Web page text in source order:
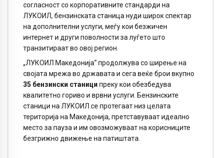
согласност со корпоративните стандарди на
ЛУКОИЛ, бензинската станица нуди широк спектар
на дополнителни услуги, меѓу кои безжичен
интернет и други поволности за луѓето што
транзитираат во овој регион.
„ЛУКОИЛ Македонија“ продолжува со ширење на
својата мрежа во државата и сега веќе брои вкупно
35 бензински станици преку кои обезбедува
квалитетно гориво и врвни услуги. Бензинските
станици на ЛУКОИЛ се протегаат низ целата
територија на Македонија, претставуваат идеално
место за пауза и им овозможуваат на корисниците
безгрижно движење на патиштата.